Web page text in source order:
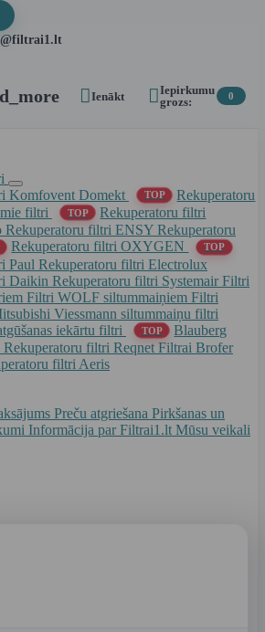
Ienākt Iepirkumu
grozs:
0
Komfovent Domekt
TOP
Rekuperatoru
filtri TOP
Rekuperatoru filtri
Rekuperatoru filtri ENSY Rekuperatoru
Rekuperatoru filtri OXYGEN TOP
Paul Rekuperatoru filtri Electrolux
Daikin Rekuperatoru filtri Systemair Filtri
Filtri WOLF siltummaiņiem Filtri
Viessmann siltummaiņu filtri
iekārtu filtri
TOP
Blauberg
Rekuperatoru filtri Reqnet Filtrai Brofer
filtri Aeris
Preču atgriešana Pirkšanas un
Informācija par Filtrai1.lt Mūsu veikali